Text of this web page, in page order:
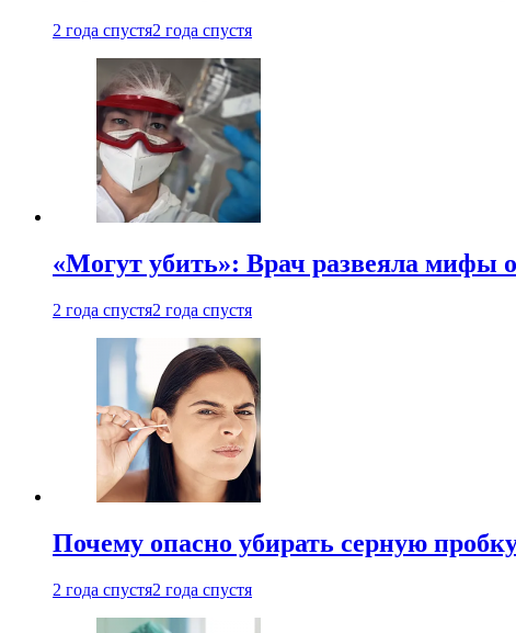
2 года спустя2 года спустя
«Могут убить»: Врач развеяла мифы
2 года спустя2 года спустя
Почему опасно убирать серную
2 года спустя2 года спустя